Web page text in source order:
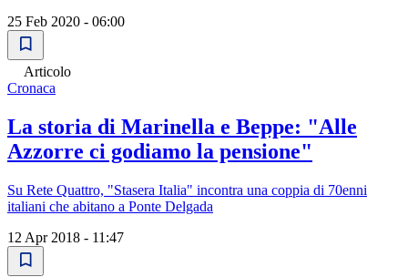
25 Feb 2020 - 06:00
Articolo
Cronaca
La storia di Marinella e Beppe: "Alle
Azzorre ci godiamo la pensione"
Su Rete Quattro, "Stasera Italia" incontra una coppia di 70enni
italiani che abitano a Ponte Delgada
12 Apr 2018 - 11:47